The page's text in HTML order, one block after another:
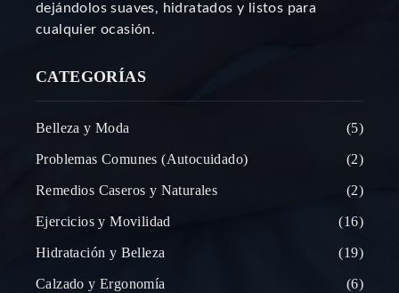
dejándolos suaves, hidratados y listos para
cualquier ocasión.
CATEGORÍAS
Belleza y Moda 5
Problemas Comunes (Autocuidado) 2
Remedios Caseros y Naturales 2
Ejercicios y Movilidad 16
Hidratación y Belleza 19
Calzado y Ergonomía 6